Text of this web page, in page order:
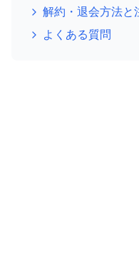
解約・退会方法と
よくある質問